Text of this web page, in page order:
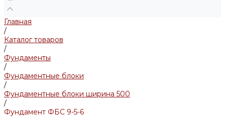
Главная
/
Каталог товаров
/
Фундаменты
/
Фундаментные блоки
/
Фундаментные блоки ширина 500
/
Фундамент ФБС 9-5-6